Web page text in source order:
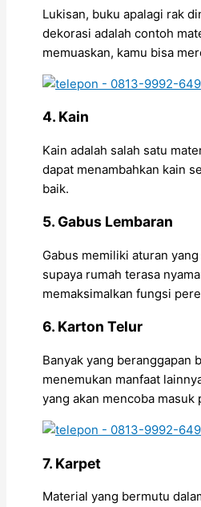
Lukisan, buku apalagi rak
dekorasi adalah contoh
memuaskan, kamu bisa
4. Kain
Kain adalah salah satu
dapat menambahkan kain
baik.
5. Gabus Lembaran
Gabus memiliki aturan
supaya rumah terasa
memaksimalkan fungsi
6. Karton Telur
Banyak yang beranggapan
menemukan manfaat
yang akan mencoba
7. Karpet
Material yang bermutu